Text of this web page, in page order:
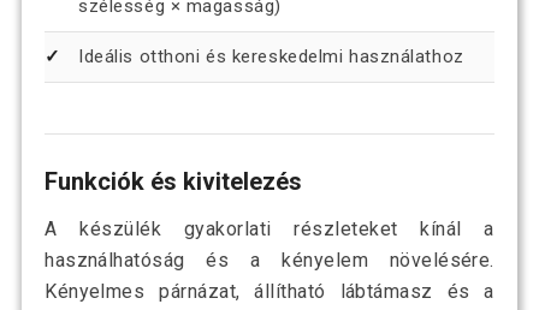
szélesség × magasság)
Ideális otthoni és kereskedelmi használathoz
Funkciók és kivitelezés
A készülék gyakorlati részleteket kínál a
használhatóság és a kényelem növelésére.
Kényelmes párnázat, állítható lábtámasz és a